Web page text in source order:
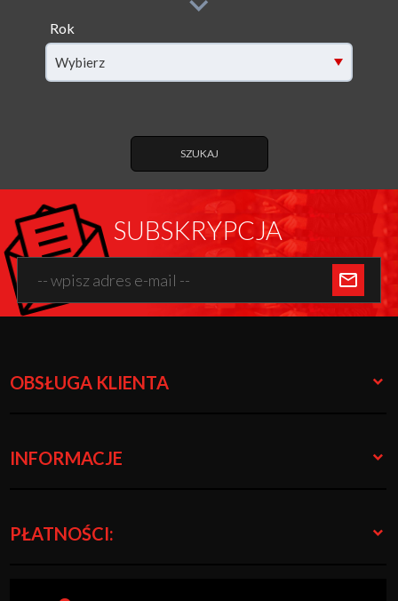
Rok
filter[year]
Wybierz
SZUKAJ
SUBSKRYPCJA
OBSŁUGA KLIENTA
INFORMACJE
PŁATNOŚCI: